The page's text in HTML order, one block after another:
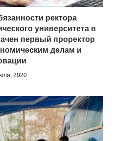
ректора
университета в
первый проректор
делам и
2020